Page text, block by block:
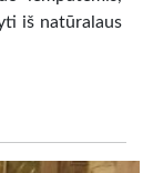
iš natūralaus